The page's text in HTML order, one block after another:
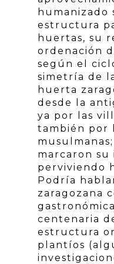
humanizado
estructura
huertas, su
ordenación
según el
simetría de
huerta
desde la
ya por las
también por
marcaron su
perviviendo
Podría
zaragozana
centenaria
estructura
plantíos